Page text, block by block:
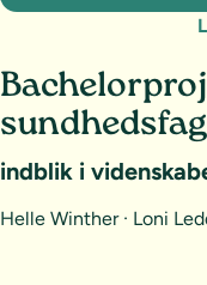
indblik i
Helle Winther · Loni